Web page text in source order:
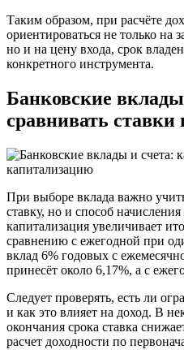
Таким образом, при расчёте
ориентироваться не только на
но и на цену входа, срок
конкретного инструмента.
Банковские
сравнивать
При выборе вклада важно
ставку, но и способ
капитализация увеличивает
сравнению с ежегодной при
вклад 6% годовых с
принесёт около 6,17%, а с
Следует проверять, есть ли
и как это влияет на доход. В
окончания срока ставка
расчет доходности по